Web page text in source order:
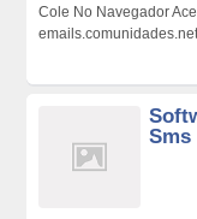
Cole No Navegador
Sms